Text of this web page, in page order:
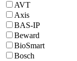
AVT
Axis
BAS-IP
Beward
BioSmart
Bosch